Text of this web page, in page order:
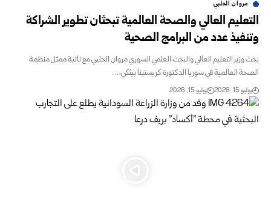
مروان ‏الحلبي
التعليم العالي والصحة العالمية تبحثان تطوير الشراكة
‏وتنفيذ عدد من البرامج الصحية
بحث وزير التعليم العالي والبحث العلمي السوري مروان ‏الحلبي مع نائبة ممثل منظمة
الصحة العالمية في سوريا ‏الدكتورة كريستينا بيثكي،…
يوليو 15, 2026 يوليو 15, 2026